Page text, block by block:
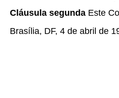
Cláusula segunda Este
Brasília, DF, 4 de abril de